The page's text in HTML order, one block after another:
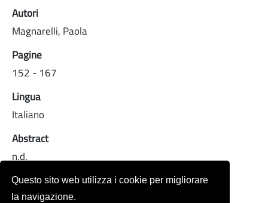
Questo sito web utilizza i cookie per migliorare
la navigazione.
Autori
Magnarelli, Paola
Pagine
152 - 167
Lingua
Italiano
Abstract
n.d.
Full-text